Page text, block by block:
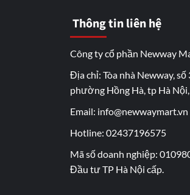
Thông tin liên hệ
Công ty cổ phần Newway
Địa chỉ: Tòa nhà Newway,
phường Hồng Hà, tp Hà
Email: info@newwaymart.vn
Hotline: 02437196575
Mã số doanh nghiệp:
Đầu tư TP Hà Nội cấp.